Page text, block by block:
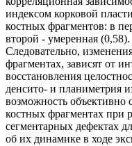
индексом корковой
костных фрагментов: в
второй - умеренная (0,58).
Следовательно,
фрагментах, зависят от
восстановления
денсито- и планиметрия
возможность объективно
костных фрагментах при
сегментарных дефектах
об их динамике в ходе